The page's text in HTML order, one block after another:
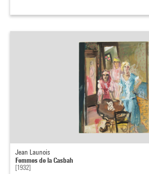
Jean Launois
Femmes de la Casbah
[1932]